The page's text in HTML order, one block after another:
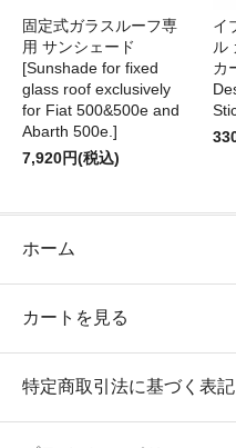
固定式ガラスルーフ専
用 サンシェード
[Sunshade for fixed
glass roof exclusively
for Fiat 500&500e and
Abarth 500e.]
7,920円(税込)
イ
ル
カ
ホーム
カートを見る
特定商取引法に基づく表記